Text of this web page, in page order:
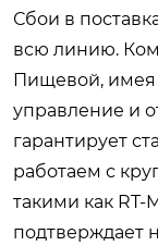
Сбои в
всю линию.
Пищевой, имея
управление и
гарантирует
работаем с
такими как RT-
подтверждает